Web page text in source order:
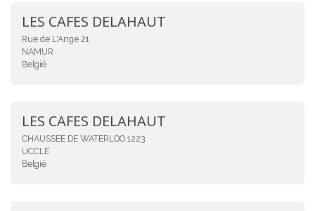
LES CAFES DELAHAUT
Rue de L'Ange 21
NAMUR
België
LES CAFES DELAHAUT
CHAUSSEE DE WATERLOO 1223
UCCLE
België